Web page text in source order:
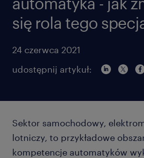
się rola tego
24 czerwca 2021
udostępnij artykuł:
Sektor samochodowy,
lotniczy, to przykładowe
kompetencje automatyków